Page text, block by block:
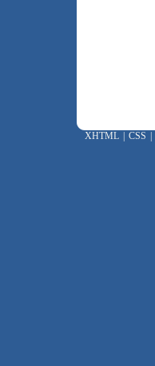
XHTML CSS